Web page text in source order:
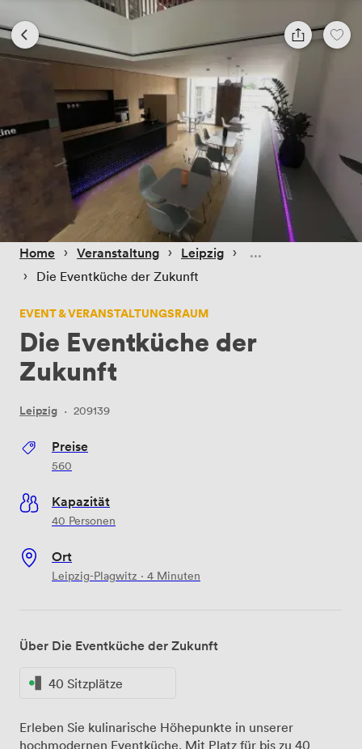
Home › Veranstaltung › Leipzig ›
› Die Eventküche der Zukunft
EVENT & VERANSTALTUNGSRAUM
Die Eventküche der
Zukunft
Leipzig · 209139
Preise
560
Kapazität
40 Personen
Ort
Leipzig-Plagwitz · 4 Minuten
Über Die Eventküche der Zukunft
40 Sitzplätze
Erleben Sie kulinarische Höhepunkte in unserer
hochmodernen Eventküche. Mit Platz für bis zu 40